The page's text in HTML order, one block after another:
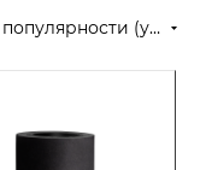
По популярности (убывание)